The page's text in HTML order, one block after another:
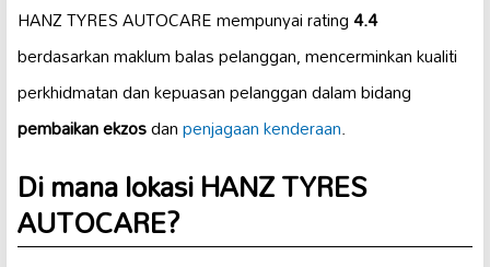
HANZ TYRES AUTOCARE mempunyai rating4.4
berdasarkan maklum balas pelanggan, mencerminkan kualiti
perkhidmatan dan kepuasan pelanggan dalam bidang
pembaikan ekzosdanpenjagaan kenderaan.
Di mana lokasi HANZ TYRES
AUTOCARE?